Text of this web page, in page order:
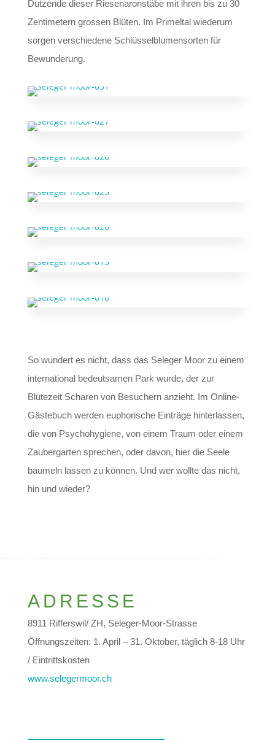
Dutzende dieser Riesenaronstäbe mit ihren bis zu 30
Zentimetern grossen Blüten. Im Primeltal wiederum
sorgen verschiedene Schlüsselblumensorten für
Bewunderung.
So wundert es nicht, dass das Seleger Moor zu einem
international bedeutsamen Park wurde, der zur
Blütezeit Scharen von Besuchern anzieht. Im Online-
Gästebuch werden euphorische Einträge hinterlassen,
die von Psychohygiene, von einem Traum oder einem
Zaubergarten sprechen, oder davon, hier die Seele
baumeln lassen zu können. Und wer wollte das nicht,
hin und wieder?
ADRESSE
8911 Rifferswil/ ZH, Seleger-Moor-Strasse
Öffnungszeiten: 1. April – 31. Oktober, täglich 8-18 Uhr
/ Eintrittskosten
www.selegermoor.ch